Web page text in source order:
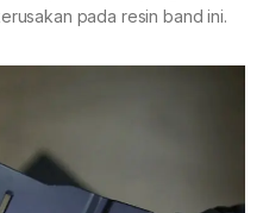
pada resin band ini.